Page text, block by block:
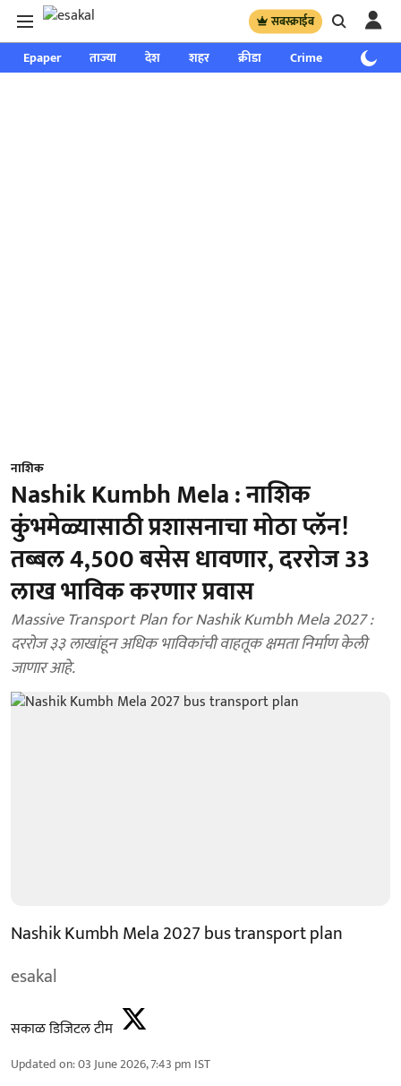
सबस्क्राईब
Epaper ताज्या देश शहर क्रीडा Crime साप्ताहिक
नाशिक
Nashik Kumbh Mela : नाशिक
कुंभमेळ्यासाठी प्रशासनाचा मोठा प्लॅन!
तब्बल 4,500 बसेस धावणार, दररोज 33
लाख भाविक करणार प्रवास
Massive Transport Plan for Nashik Kumbh Mela 2027 :
दररोज ३३ लाखांहून अधिक भाविकांची वाहतूक क्षमता निर्माण केली
जाणार आहे.
Nashik Kumbh Mela 2027 bus transport plan
esakal
सकाळ डिजिटल टीम
Updated on:03 June 2026, 7:43 pm IST